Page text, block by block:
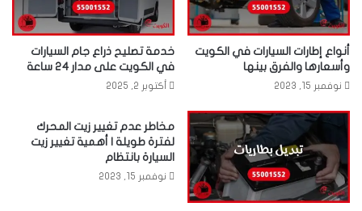
أنواع إطارات السيارات في الكويت
وأسعارها والفرق بينها
نوفمبر 15, 2023
خدمة تصليح ذراع جام السيارات
في الكويت على مدار 24 ساعة
أكتوبر 2, 2025
مخاطر عدم تغيير زيت المحرك
لفترة طويلة | أهمية تغيير زيت
السيارة بانتظام
نوفمبر 15, 2023